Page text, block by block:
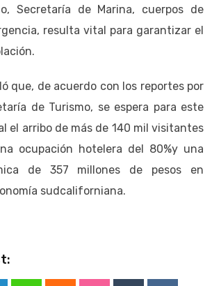
Secretaría de Marina, cuerpos de
resulta vital para garantizar el
que, de acuerdo con los reportes por
de Turismo, se espera para este
el arribo de más de 140 mil visitantes
ocupación hotelera del 80%y una
de 357 millones de pesos en
sudcaliforniana.